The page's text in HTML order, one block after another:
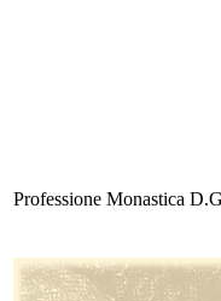
Professione Monastica